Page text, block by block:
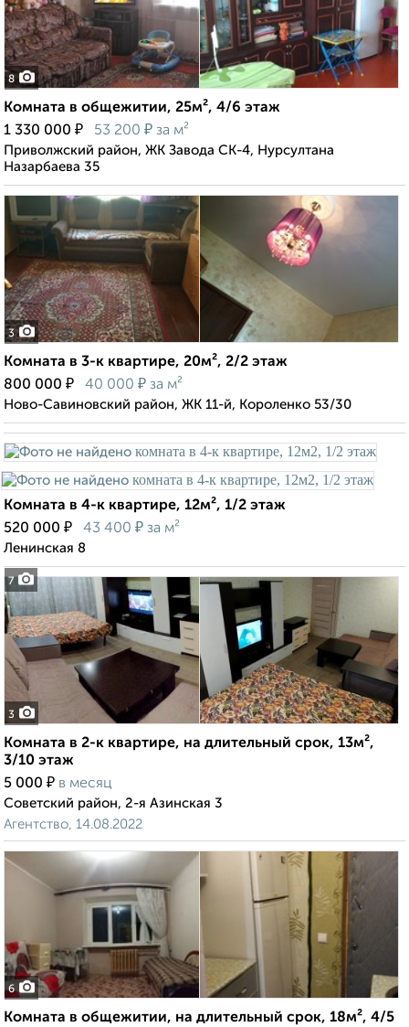
8
Комната в общежитии, 25м², 4/6 этаж
1 330 000 ₽ 53 200 ₽ за м²
Приволжский район, ЖК Завода СК-4, Нурсултана
Назарбаева 35
3
Комната в 3-к квартире, 20м², 2/2 этаж
800 000 ₽ 40 000 ₽ за м²
Ново-Савиновский район, ЖК 11-й, Короленко 53/30
7
Комната в 4-к квартире, 12м², 1/2 этаж
520 000 ₽ 43 400 ₽ за м²
Ленинская 8
3
Комната в 2-к квартире, на длительный срок, 13м²,
3/10 этаж
5 000 ₽ в месяц
Советский район, 2-я Азинская 3
Агентство, 14.08.2022
6
Комната в общежитии, на длительный срок, 18м², 4/5